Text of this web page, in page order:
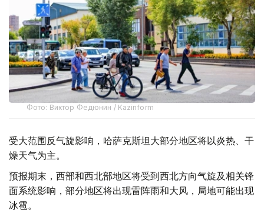
Фото: Виктор Федюнин / Kazinform
受大范围反气旋影响，哈萨克斯坦大部分地区将以炎热、干
燥天气为主。
预报期末，西部和西北部地区将受到西北方向气旋及相关锋
面系统影响，部分地区将出现雷阵雨和大风，局地可能出现
冰雹。